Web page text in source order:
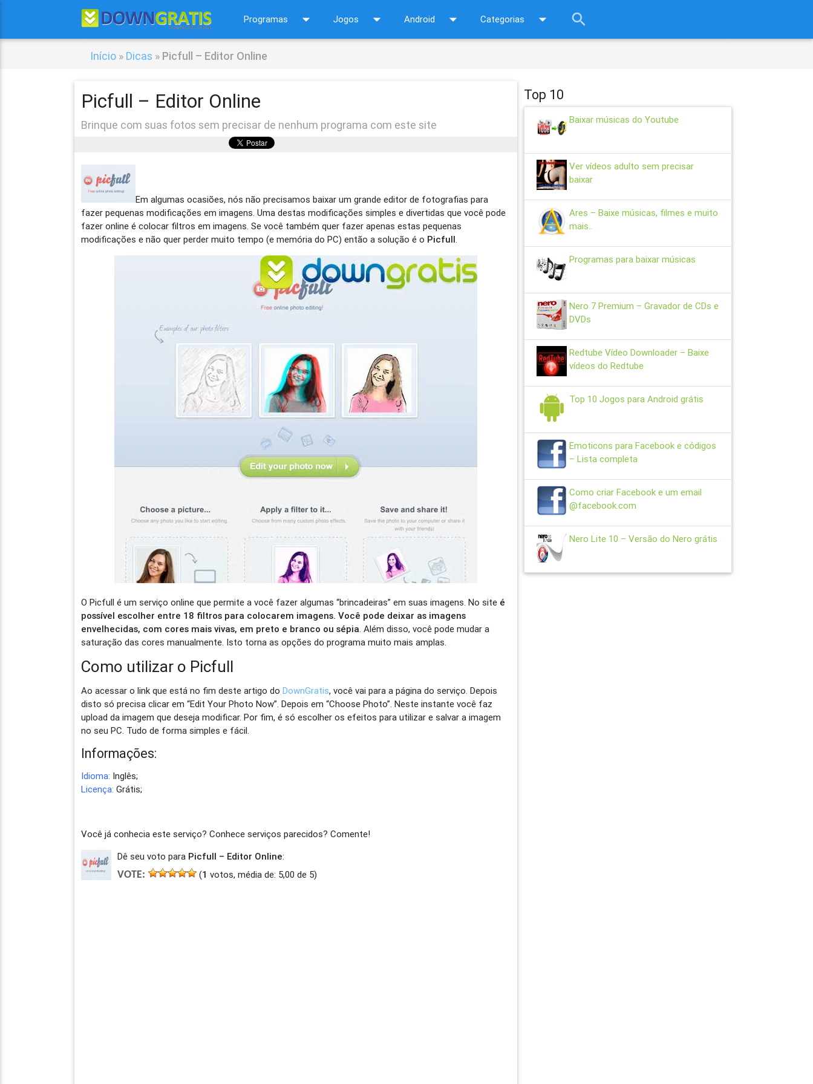
Programas arrow_drop_down Jogos arrow_drop_down Android arrow_drop_down Categorias arrow_drop_down search
Início » Dicas » Picfull – Editor Online
Picfull – Editor Online
Brinque com suas fotos sem precisar de nenhum programa com este site
Em algumas ocasiões, nós não precisamos baixar um grande editor de fotografias para
fazer pequenas modificações em imagens. Uma destas modificações simples e divertidas que você pode
fazer online é colocar filtros em imagens. Se você também quer fazer apenas estas pequenas
modificações e não quer perder muito tempo (e memória do PC) então a solução é o Picfull.
O Picfull é um serviço online que permite a você fazer algumas “brincadeiras” em suas imagens. No site é
possível escolher entre 18 filtros para colocarem imagens. Você pode deixar as imagens
envelhecidas, com cores mais vivas, em preto e branco ou sépia. Além disso, você pode mudar a
saturação das cores manualmente. Isto torna as opções do programa muito mais amplas.
Como utilizar o Picfull
Ao acessar o link que está no fim deste artigo doDownGratis, você vai para a página do serviço. Depois
disto só precisa clicar em “Edit Your Photo Now”. Depois em “Choose Photo”. Neste instante você faz
upload da imagem que deseja modificar. Por fim, é só escolher os efeitos para utilizar e salvar a imagem
no seu PC. Tudo de forma simples e fácil.
Informações:
Idioma: Inglês;
Licença: Grátis;
Você já conhecia este serviço? Conhece serviços parecidos? Comente!
Dê seu voto para Picfull – Editor Online:
VOTE:
(1 votos, média de: 5,00 de 5)
Top 10
Baixar músicas do Youtube
Ver vídeos adulto sem precisar
baixar
Ares – Baixe músicas, filmes e muito
mais..
Programas para baixar músicas
Nero 7 Premium – Gravador de CDs e
DVDs
Redtube Vídeo Downloader – Baixe
vídeos do Redtube
Top 10 Jogos para Android grátis
Emoticons para Facebook e códigos
– Lista completa
Como criar Facebook e um email
@facebook.com
Nero Lite 10 – Versão do Nero grátis